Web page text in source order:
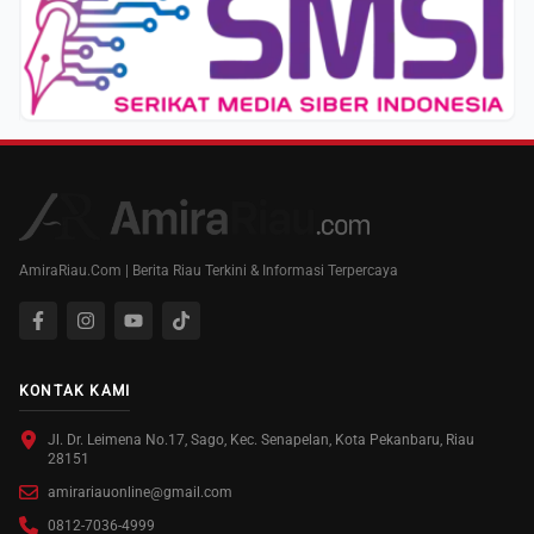
AmiraRiau.Com | Berita Riau Terkini & Informasi Terpercaya
KONTAK KAMI
Jl. Dr. Leimena No.17, Sago, Kec. Senapelan, Kota Pekanbaru, Riau
28151
amirariauonline@gmail.com
0812-7036-4999